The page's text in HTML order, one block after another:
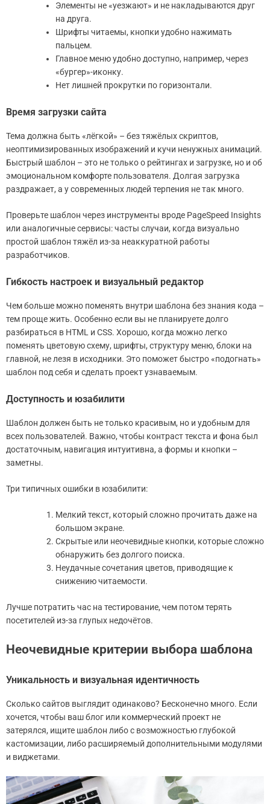
Элементы не «уезжают» и не накладываются друг
на друга.
Шрифты читаемы, кнопки удобно нажимать
пальцем.
Главное меню удобно доступно, например, через
«бургер»-иконку.
Нет лишней прокрутки по горизонтали.
Время загрузки сайта
Тема должна быть «лёгкой» – без тяжёлых скриптов,
неоптимизированных изображений и кучи ненужных анимаций.
Быстрый шаблон – это не только о рейтингах и загрузке, но и об
эмоциональном комфорте пользователя. Долгая загрузка
раздражает, а у современных людей терпения не так много.
Проверьте шаблон через инструменты вроде PageSpeed Insights
или аналогичные сервисы: часты случаи, когда визуально
простой шаблон тяжёл из-за неаккуратной работы
разработчиков.
Гибкость настроек и визуальный редактор
Чем больше можно поменять внутри шаблона без знания кода –
тем проще жить. Особенно если вы не планируете долго
разбираться в HTML и CSS. Хорошо, когда можно легко
поменять цветовую схему, шрифты, структуру меню, блоки на
главной, не лезя в исходники. Это поможет быстро «подогнать»
шаблон под себя и сделать проект узнаваемым.
Доступность и юзабилити
Шаблон должен быть не только красивым, но и удобным для
всех пользователей. Важно, чтобы контраст текста и фона был
достаточным, навигация интуитивна, а формы и кнопки –
заметны.
Три типичных ошибки в юзабилити:
Мелкий текст, который сложно прочитать даже на
большом экране.
Скрытые или неочевидные кнопки, которые сложно
обнаружить без долгого поиска.
Неудачные сочетания цветов, приводящие к
снижению читаемости.
Лучше потратить час на тестирование, чем потом терять
посетителей из-за глупых недочётов.
Неочевидные критерии выбора шаблона
Уникальность и визуальная идентичность
Сколько сайтов выглядит одинаково? Бесконечно много. Если
хочется, чтобы ваш блог или коммерческий проект не
затерялся, ищите шаблон либо с возможностью глубокой
кастомизации, либо расширяемый дополнительными модулями
и виджетами.